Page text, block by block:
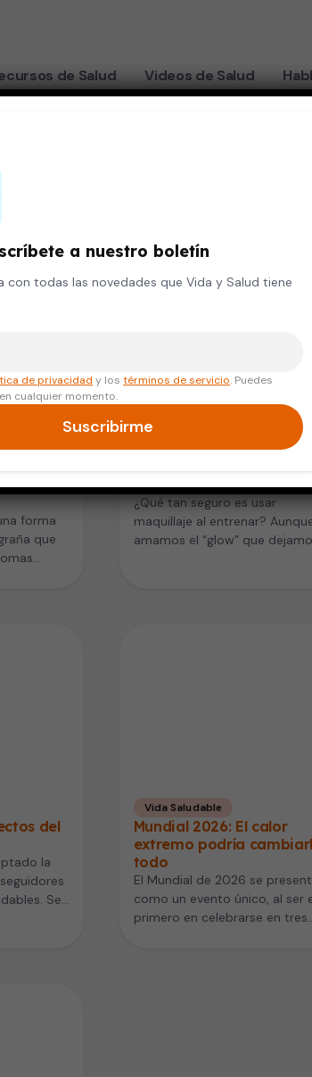
de Salud Videos de Salud
en la
forma
que
Piel y Cuidado Personal
que dice la ciencia y tu
¿Qué tan seguro es usar
maquillaje al entrenar?
amamos el “glow” que
del
la
Se
Vida Saludable
Mundial 2026: El calor
extremo podría
todo
El Mundial de 2026 se
como un evento único, al ser
primero en celebrarse en tres
a nuestro boletín
con todas las novedades que Vida y Salud tiene
de privacidad y lostérminos de servicio. Puedes
cualquier momento.
Suscribirme